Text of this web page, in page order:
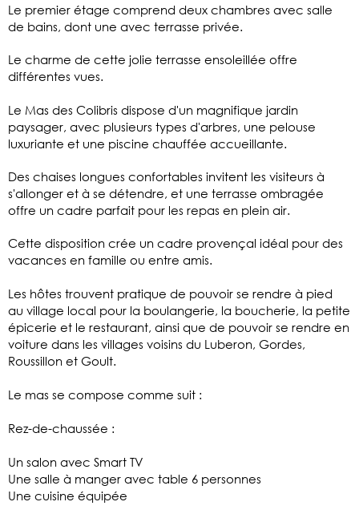
Le premier étage comprend deux chambres avec salle
de bains, dont une avec terrasse privée.
Le charme de cette jolie terrasse ensoleillée offre
différentes vues.
Le Mas des Colibris dispose d'un magnifique jardin
paysager, avec plusieurs types d'arbres, une pelouse
luxuriante et une piscine chauffée accueillante.
Des chaises longues confortables invitent les visiteurs à
s'allonger et à se détendre, et une terrasse ombragée
offre un cadre parfait pour les repas en plein air.
Cette disposition crée un cadre provençal idéal pour des
vacances en famille ou entre amis.
Les hôtes trouvent pratique de pouvoir se rendre à pied
au village local pour la boulangerie, la boucherie, la petite
épicerie et le restaurant, ainsi que de pouvoir se rendre en
voiture dans les villages voisins du Luberon, Gordes,
Roussillon et Goult.
Le mas se compose comme suit :
Rez-de-chaussée :
Un salon avec Smart TV
Une salle à manger avec table 6 personnes
Une cuisine équipée